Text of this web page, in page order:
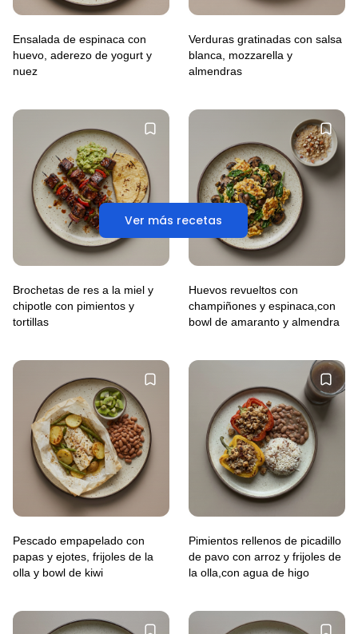
Ver más recetas
Ensalada de espinaca con
huevo, aderezo de yogurt y
nuez
Verduras gratinadas con salsa
blanca, mozzarella y
almendras
Brochetas de res a la miel y
chipotle con pimientos y
tortillas
Huevos revueltos con
champiñones y espinaca,con
bowl de amaranto y almendra
Pescado empapelado con
papas y ejotes, frijoles de la
olla y bowl de kiwi
Pimientos rellenos de picadillo
de pavo con arroz y frijoles de
la olla,con agua de higo